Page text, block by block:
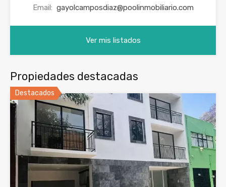
Email: gayolcamposdiaz@poolinmobiliario.com
Ver mis listados
Propiedades destacadas
Destacados